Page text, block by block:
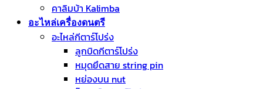
คาลิมบ้า Kalimba
อะไหล่เครื่องดนตรี
อะไหล่กีตาร์โปร่ง
ลูกบิดกีตาร์โปร่ง
หมุดยึดสาย string pin
หย่องบน nut